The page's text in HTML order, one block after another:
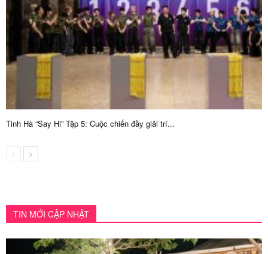
Tinh Hà “Say Hi” Tập 5: Cuộc chiến đầy giải trí...
TIN MỚI CẬP NHẬT